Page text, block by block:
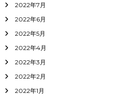
2022年7月
2022年6月
2022年5月
2022年4月
2022年3月
2022年2月
2022年1月